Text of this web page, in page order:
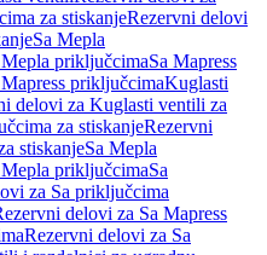
za stiskanjeRezervni delovi
Sa Mepla
priključcimaSa Mapress
priključcimaKuglasti
delovi za Kuglasti ventili za
za stiskanjeRezervni
stiskanjeSa Mepla
priključcimaSa
za Sa priključcima
delovi za Sa Mapress
Rezervni delovi za Sa